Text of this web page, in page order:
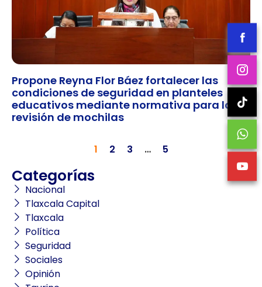
Propone Reyna Flor Báez fortalecer las
condiciones de seguridad en planteles
educativos mediante normativa para la
revisión de mochilas
1 2 3 … 5
Categorías
Nacional
Tlaxcala Capital
Tlaxcala
Política
Seguridad
Sociales
Opinión